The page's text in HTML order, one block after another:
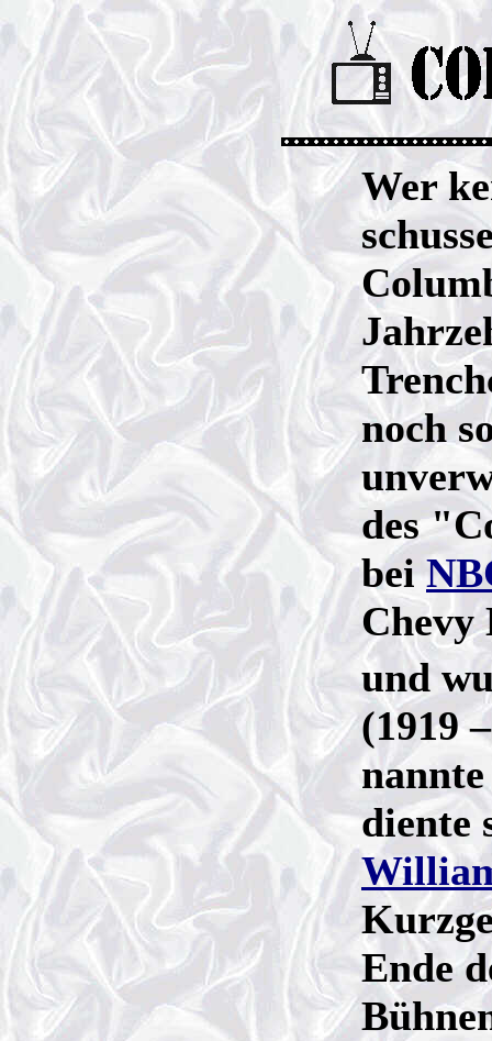
Wer
noch
des
bei
Chevy
und
(1919
diente
Ende